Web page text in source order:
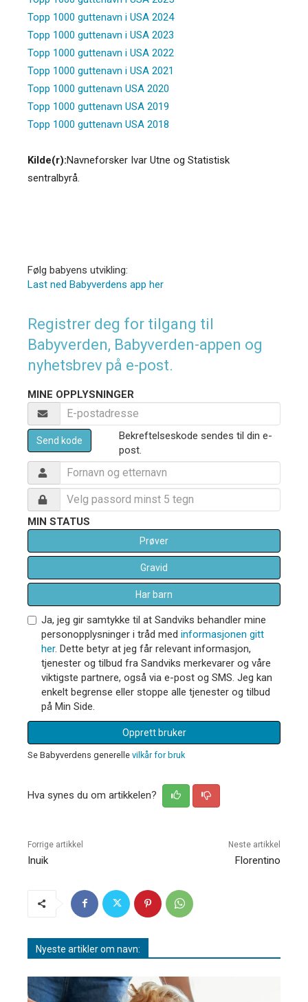
Topp 1000 guttenavn i USA 2024
Topp 1000 guttenavn i USA 2023
Topp 1000 guttenavn i USA 2022
Topp 1000 guttenavn i USA 2021
Topp 1000 guttenavn USA 2020
Topp 1000 guttenavn USA 2019
Topp 1000 guttenavn USA 2018
Kilde(r):Navneforsker Ivar Utne og Statistisk
sentralbyrå.
Følg babyens utvikling:
Last ned Babyverdens app her
Registrer deg for tilgang til
Babyverden, Babyverden-appen og
nyhetsbrev på e-post.
MINE OPPLYSNINGER
Send kode
Bekreftelseskode sendes til din e-
post.
MIN STATUS
Prøver
Gravid
Har barn
Ja, jeg gir samtykke til at Sandviks behandler mine
personopplysninger i tråd med informasjonen gitt
her. Dette betyr at jeg får relevant informasjon,
tjenester og tilbud fra Sandviks merkevarer og våre
viktigste partnere, også via e-post og SMS. Jeg kan
enkelt begrense eller stoppe alle tjenester og tilbud
på Min Side.
Opprett bruker
Se Babyverdens generelle vilkår for bruk
Hva synes du om artikkelen?
Forrige artikkel
Inuik
Neste artikkel
Florentino
Nyeste artikler om navn: